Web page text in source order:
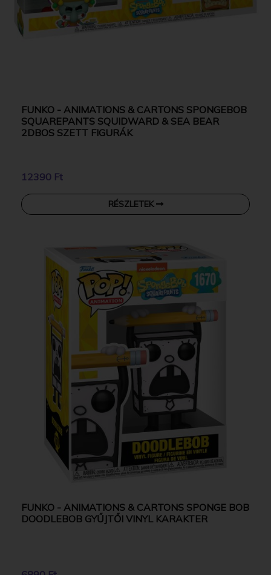
FUNKO - ANIMATIONS & CARTONS SPONGEBOB
SQUAREPANTS SQUIDWARD & SEA BEAR
2DBOS SZETT FIGURÁK
12390 Ft
RÉSZLETEK
FUNKO - ANIMATIONS & CARTONS SPONGE BOB
DOODLEBOB GYŰJTŐI VINYL KARAKTER